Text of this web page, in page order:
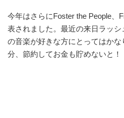
今年はさらにFoster the People、
表されました。最近の来日ラッ
の音楽が好きな方にとってはか
分、節約してお金も貯めないと！